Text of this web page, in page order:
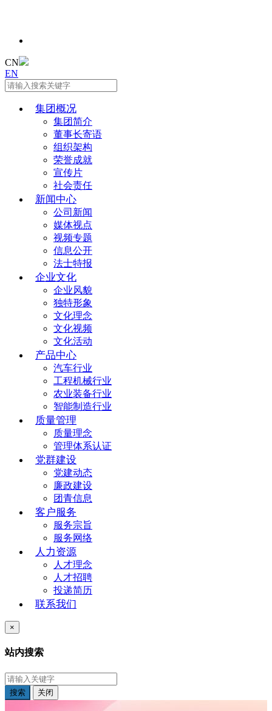
CN
EN
集团概况
集团简介
董事长寄语
组织架构
荣誉成就
宣传片
社会责任
新闻中心
公司新闻
媒体视点
视频专题
信息公开
法士特报
企业文化
企业风貌
独特形象
文化理念
文化视频
文化活动
产品中心
汽车行业
工程机械行业
农业装备行业
智能制造行业
质量管理
质量理念
管理体系认证
党群建设
党建动态
廉政建设
团青信息
客户服务
服务宗旨
服务网络
人力资源
人才理念
人才招聘
投递简历
联系我们
×
站内搜索
搜索 关闭